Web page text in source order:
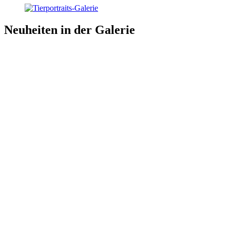
Neuheiten in der Galerie